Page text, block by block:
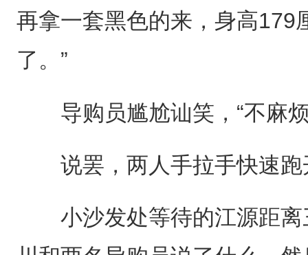
再拿一套黑色的来，身高179
了。”
导购员尴尬讪笑，“不麻烦
说罢，两人手拉手快速跑
小沙发处等待的江源距离